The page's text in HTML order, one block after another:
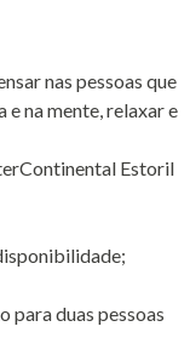
nas pessoas que
na mente, relaxar e
Estoril
para duas pessoas